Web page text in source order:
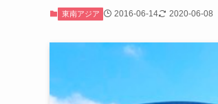
東南アジア 2016-06-14 2020-06-08